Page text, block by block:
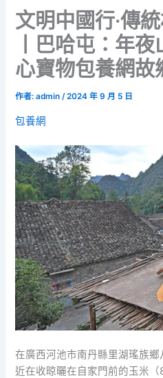
文明中國行·傳
丨巴哈屯：年
心寶物包養網故
作者:admin/2024 年 9 月 5 日
包養網
在廣西河池市南丹縣里湖瑤族
近在收晾曬在自家門前的玉米（